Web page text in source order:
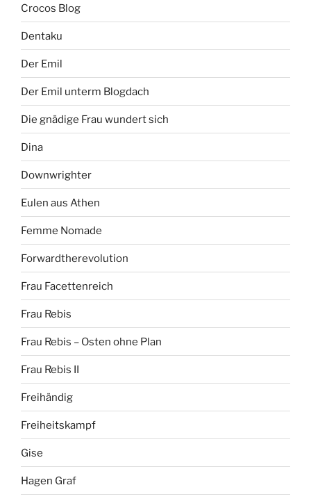
Crocos Blog
Dentaku
Der Emil
Der Emil unterm Blogdach
Die gnädige Frau wundert sich
Dina
Downwrighter
Eulen aus Athen
Femme Nomade
Forwardtherevolution
Frau Facettenreich
Frau Rebis
Frau Rebis – Osten ohne Plan
Frau Rebis II
Freihändig
Freiheitskampf
Gise
Hagen Graf